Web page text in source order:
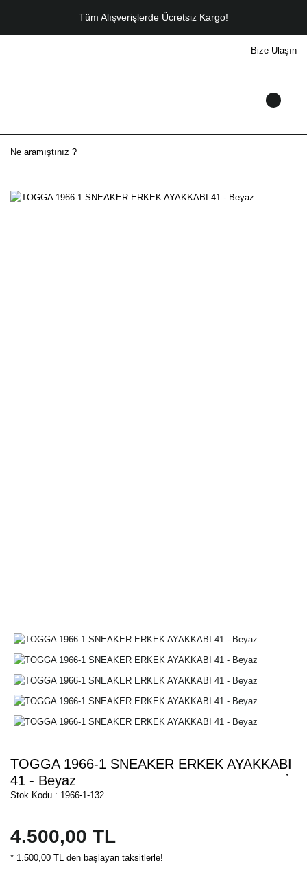
Tüm Alışverişlerde Ücretsiz Kargo!
Bize Ulaşın
TOGGA 1966-1 SNEAKER ERKEK AYAKKABI
41 - Beyaz
Stok Kodu : 1966-1-132
4.500,00 TL
* 1.500,00 TL den başlayan taksitlerle!